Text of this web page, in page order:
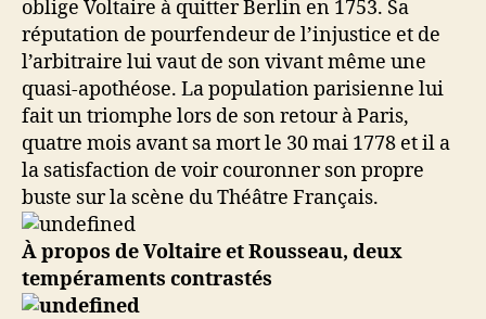
oblige Voltaire à quitter Berlin en 1753. Sa
réputation de pourfendeur de l’injustice et de
l’arbitraire lui vaut de son vivant même une
quasi-apothéose. La population parisienne lui
fait un triomphe lors de son retour à Paris,
quatre mois avant sa mort le 30 mai 1778 et il a
la satisfaction de voir couronner son propre
buste sur la scène du Théâtre Français.
À propos de Voltaire et Rousseau, deux
tempéraments contrastés